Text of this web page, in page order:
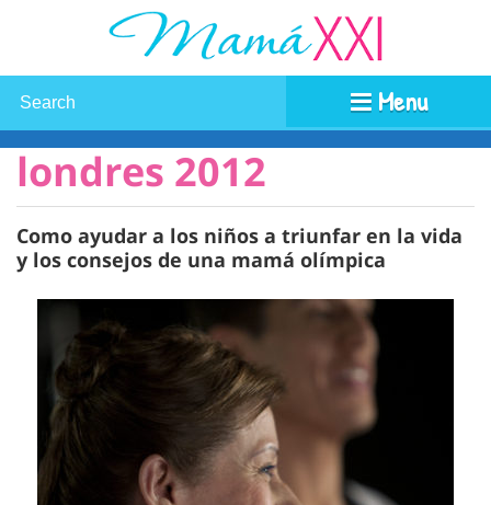
Menu
londres 2012
Como ayudar a los niños a triunfar en la vida
y los consejos de una mamá olímpica